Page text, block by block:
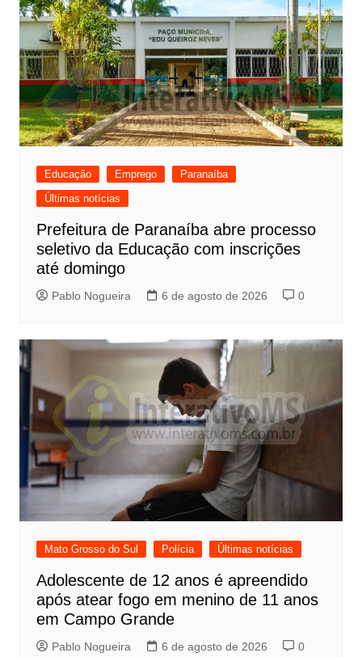
Educação Emprego
Paranaíba
Últimas notícias
Prefeitura de Paranaíba abre processo
seletivo da Educação com inscrições
até domingo
Pablo Nogueira 6 de agosto de 2026 0
Mato Grosso do Sul Polícia Últimas notícias
Adolescente de 12 anos é apreendido
após atear fogo em menino de 11 anos
em Campo Grande
Pablo Nogueira 6 de agosto de 2026 0